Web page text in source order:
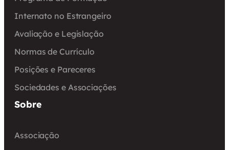
Internato no Estrangeiro
Avaliação e Legislação
Normas de Currículo
Posições e Pareceres
Sociedades e Associações
Sobre
Associação